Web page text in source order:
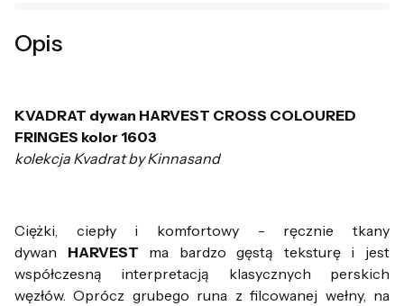
Opis
KVADRAT dywan HARVEST CROSS COLOURED
FRINGES kolor 1603
kolekcja Kvadrat by Kinnasand
Ciężki, ciepły i komfortowy - ręcznie tkany
dywan HARVEST ma bardzo gęstą teksturę i jest
współczesną interpretacją klasycznych perskich
węzłów. Oprócz grubego runa z filcowanej wełny, na